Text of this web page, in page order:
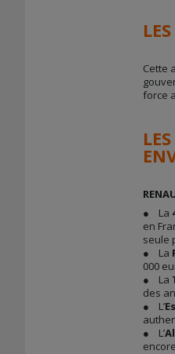
Cette
force
● La
en
seule
● La
000
● La
des
● L’
● L’